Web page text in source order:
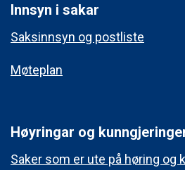
Innsyn i sakar
Saksinnsyn og postliste
Møteplan
Høyringar og
Saker som er ute på høring og